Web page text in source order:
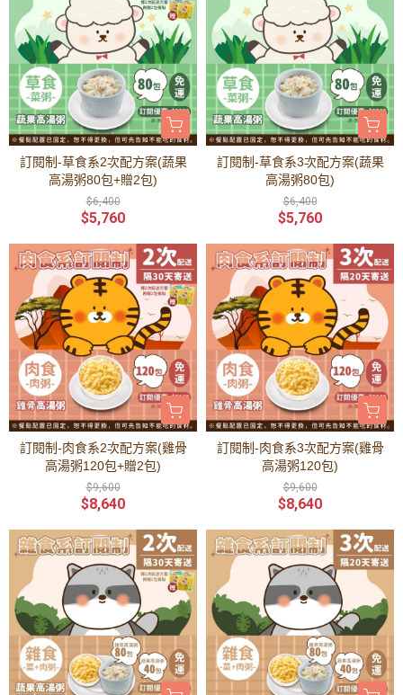
訂閱制-草食系2次配方案(蔬果
高湯粥80包+贈2包)
$6,400
$5,760
訂閱制-草食系3次配方案(蔬果
高湯粥80包)
$6,400
$5,760
訂閱制-肉食系2次配方案(雞骨
高湯粥120包+贈2包)
$9,600
$8,640
訂閱制-肉食系3次配方案(雞骨
高湯粥120包)
$9,600
$8,640